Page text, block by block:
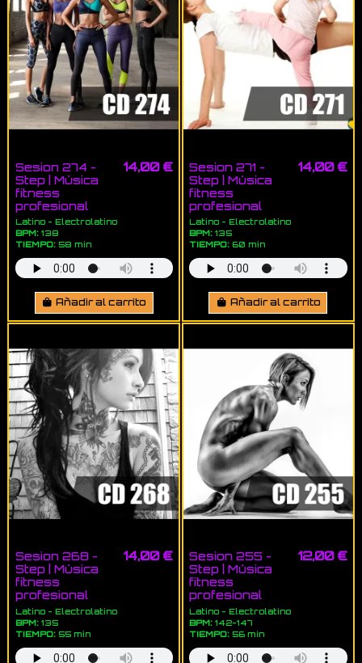
Sesion 274 -
Step | Música
fitness
profesional
Latino - Electrolatino
BPM:138
TIEMPO:58 min
14,00 €
Añadir al carrito
Sesion 271 -
Step | Música
fitness
profesional
Latino - Electrolatino
BPM: 135
TIEMPO: 60 min
14,00 €
Añadir al carrito
Sesion 268 -
Step | Música
fitness
profesional
Latino - Electrolatino
BPM:135
TIEMPO:55 min
14,00 €
Sesion 255 -
Step | Música
fitness
profesional
Latino - Electrolatino
BPM: 142-147
TIEMPO: 56 min
12,00 €